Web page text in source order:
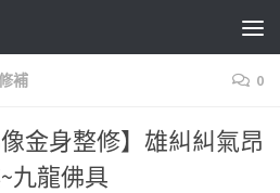
補 0
金身整修】雄糾糾氣昂
九龍佛具